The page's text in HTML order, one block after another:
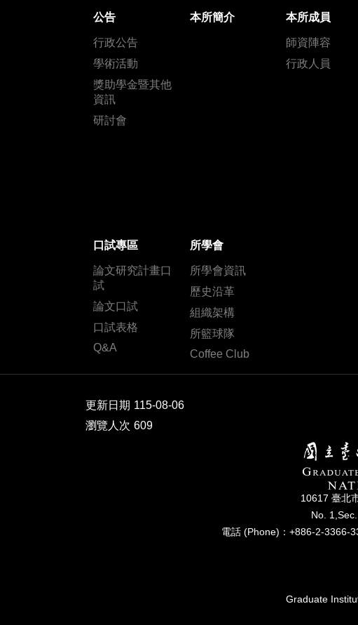
公告
行政公告
學術活動
獎助學金暨其他
資訊
研討會
本所簡介 本所成員
師資陣容
行政人員
口試專區
論文研究計畫口
試
論文口試
口試表格
Q&A
所學會
所學會資訊
歷史沿革
組織架構
所籃球隊
Coffee Club
更新日期 115-08-06
瀏覽人次 609
10617 臺北
No.
電話 (Phone)：+886-2-3366-
Graduate